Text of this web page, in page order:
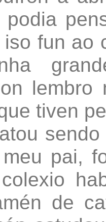
fun ao
lembro
tiven
pai,
de